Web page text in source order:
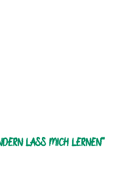
LASS MICH LERNEN"